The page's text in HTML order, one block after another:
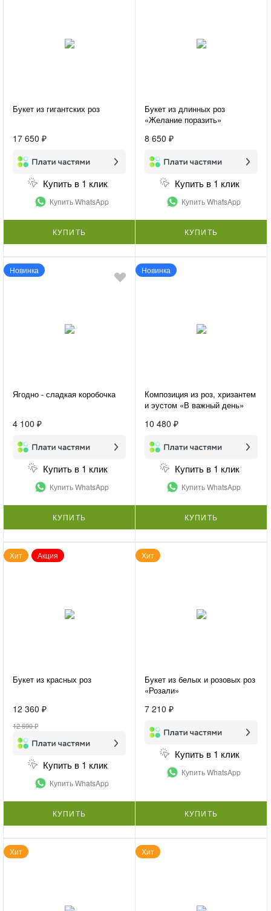
Букет из гигантских роз
17 650 ₽
Купить в 1 клик
Купить WhatsApp
КУПИТЬ
Букет из длинных роз
«Желание поразить»
8 650 ₽
Купить в 1 клик
Купить WhatsApp
КУПИТЬ
Новинка
Ягодно - сладкая коробочка
4 100 ₽
Купить в 1 клик
Купить WhatsApp
КУПИТЬ
Новинка
Композиция из роз, хризантем
и эустом «В важный день»
10 480 ₽
Купить в 1 клик
Купить WhatsApp
КУПИТЬ
Хит Акция
Букет из красных роз
12 360 ₽
12 690 ₽
Купить в 1 клик
Купить WhatsApp
КУПИТЬ
Хит
Букет из белых и розовых роз
«Розали»
7 210 ₽
Купить в 1 клик
Купить WhatsApp
КУПИТЬ
Хит Хит